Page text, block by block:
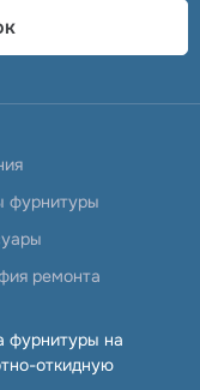
фурнитуры
ремонта
фурнитуры на
откидную